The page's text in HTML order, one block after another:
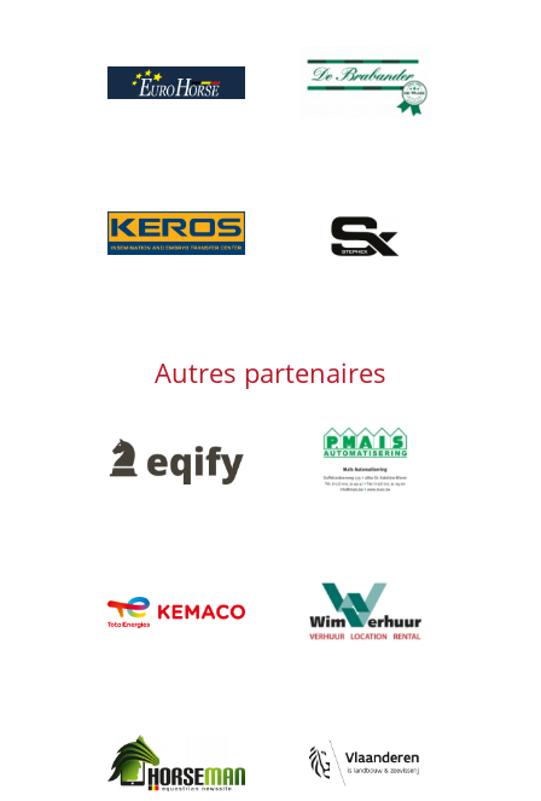
Afbeelding
Afbeelding
Afbeelding
Afbeelding
Autres partenaires
Afbeelding Afbeelding
Afbeelding
Afbeelding
Afbeelding Afbeelding